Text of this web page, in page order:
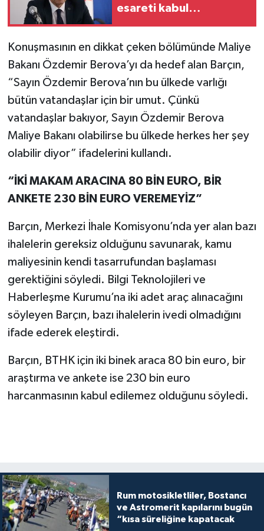
esareti kabul
Konuşmasının en dikkat çeken bölümünde Maliye
Bakanı Özdemir Berova’yı da hedef alan Barçın,
“Sayın Özdemir Berova’nın bu ülkede varlığı
bütün vatandaşlar için bir umut. Çünkü
vatandaşlar bakıyor, Sayın Özdemir Berova
Maliye Bakanı olabilirse bu ülkede herkes her şey
olabilir diyor” ifadelerini kullandı.
“İKİ MAKAM ARACINA 80 BİN EURO, BİR
ANKETE 230 BİN EURO VEREMEYİZ”
Barçın, Merkezi İhale Komisyonu’nda yer alan bazı
ihalelerin gereksiz olduğunu savunarak, kamu
maliyesinin kendi tasarrufundan başlaması
gerektiğini söyledi. Bilgi Teknolojileri ve
Haberleşme Kurumu’na iki adet araç alınacağını
söyleyen Barçın, bazı ihalelerin ivedi olmadığını
ifade ederek eleştirdi.
Barçın, BTHK için iki binek araca 80 bin euro, bir
araştırma ve ankete ise 230 bin euro
harcanmasının kabul edilemez olduğunu söyledi.
Rum motosikletliler, Bostancı
ve Astromerit kapılarını bugün
“kısa süreliğine kapatacak